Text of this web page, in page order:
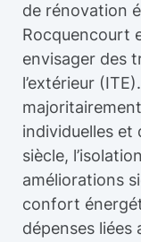
de rénovation
Rocquencourt
envisager des
l’extérieur
individuelles et
siècle,
améliorations
confort
dépenses liées